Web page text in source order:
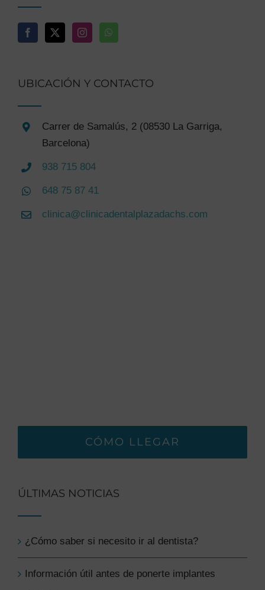
UBICACIÓN Y CONTACTO
Carrer de Samalús, 2 (08530 La Garriga,
Barcelona)
938 715 804
648 75 87 41
clinica@clinicadentalplazadachs.com
CÓMO LLEGAR
ÚLTIMAS NOTICIAS
¿Cómo saber si necesito ir al dentista?
Información útil antes de ponerte implantes